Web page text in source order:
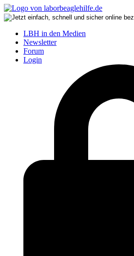
LBH in den Medien
Newsletter
Forum
Login